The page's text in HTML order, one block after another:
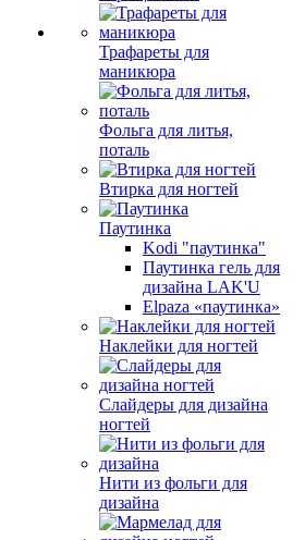
Трафареты для
маникюра
Фольга для литья,
поталь
Втирка для ногтей
Паутинка
Kodi "паутинка"
Паутинка гель для
дизайна LAK'U
Elpaza «паутинка»
Наклейки для ногтей
Слайдеры для дизайна
ногтей
Нити из фольги для
дизайна